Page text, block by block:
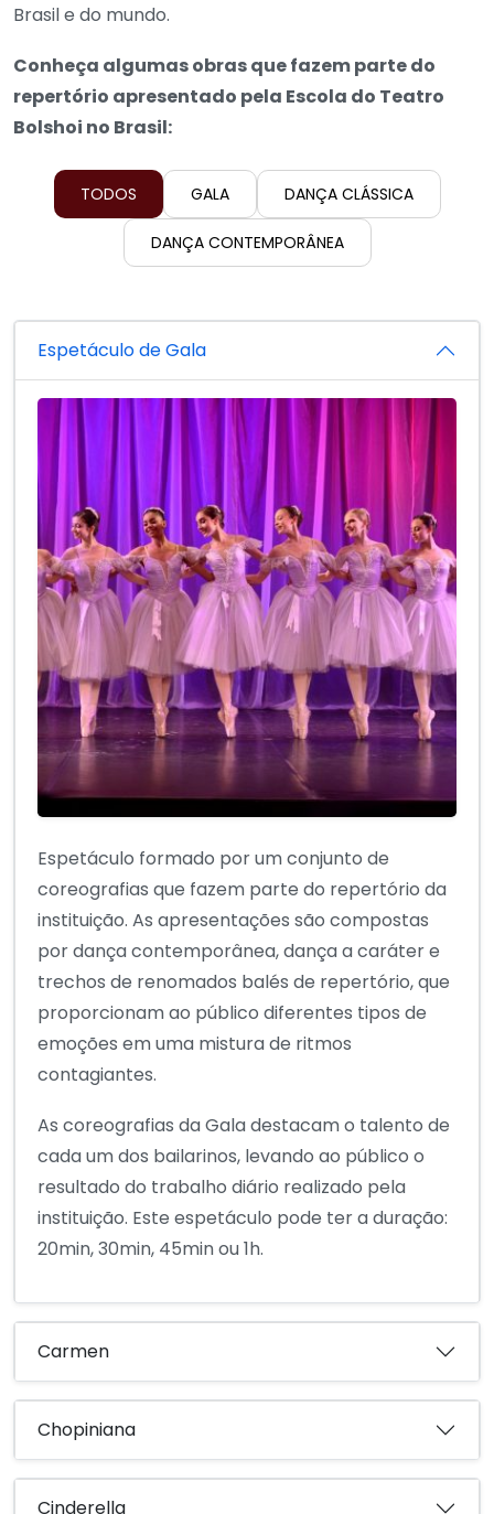
Brasil e do mundo.
Conheça algumas obras que fazem parte do
repertório apresentado pela Escola do Teatro
Bolshoi no Brasil:
TODOS GALA DANÇA CLÁSSICA
DANÇA CONTEMPORÂNEA
Espetáculo de Gala
Espetáculo formado por um conjunto de
coreografias que fazem parte do repertório da
instituição. As apresentações são compostas
por dança contemporânea, dança a caráter e
trechos de renomados balés de repertório, que
proporcionam ao público diferentes tipos de
emoções em uma mistura de ritmos
contagiantes.
As coreografias da Gala destacam o talento de
cada um dos bailarinos, levando ao público o
resultado do trabalho diário realizado pela
instituição. Este espetáculo pode ter a duração:
20min, 30min, 45min ou 1h.
Carmen
Chopiniana
Cinderella